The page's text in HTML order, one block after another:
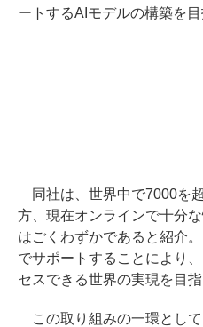
ートするAIモデルの構築を目
同社は、世界中で7000を
方、現在オンラインで⼗分
はごくわずかであると紹介
でサポートすることにより
セスできる世界の実現を目指
この取り組みの⼀環とし